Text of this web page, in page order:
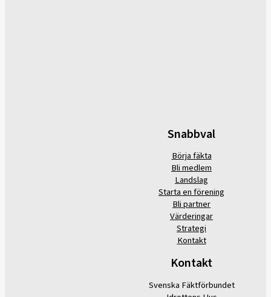
Snabbval
Börja fäkta
Bli medlem
Landslag
Starta en förening
Bli partner
Värderingar
Strategi
Kontakt
Kontakt
Svenska Fäktförbundet